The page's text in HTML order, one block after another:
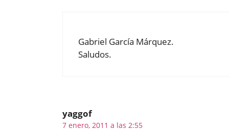
Gabriel García Márquez.
Saludos.
yaggof
7 enero, 2011 a las 2:55